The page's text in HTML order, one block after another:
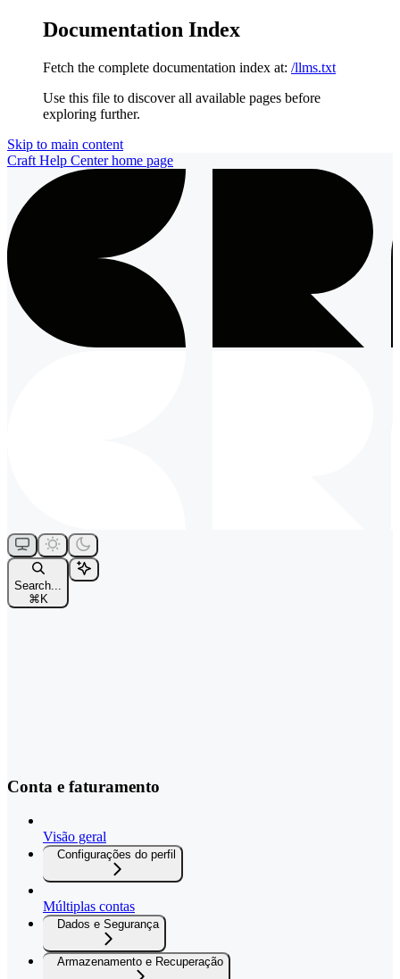
Documentation Index
Fetch the complete documentation index at: /llms.txt
Use this file to discover all available pages before
exploring further.
Skip to main content
Craft Help Centerhome page
Search...
⌘ K
Conta e faturamento
Visão geral
Configurações do perfil
Múltiplas contas
Dados e Segurança
Armazenamento e Recuperação